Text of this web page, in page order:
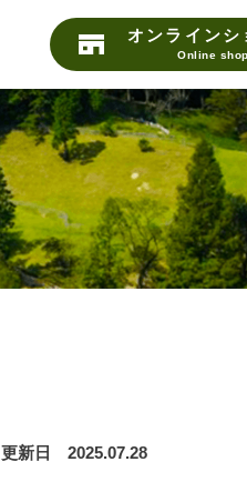
オンラインシ
Online shop
更新日 2025.07.28